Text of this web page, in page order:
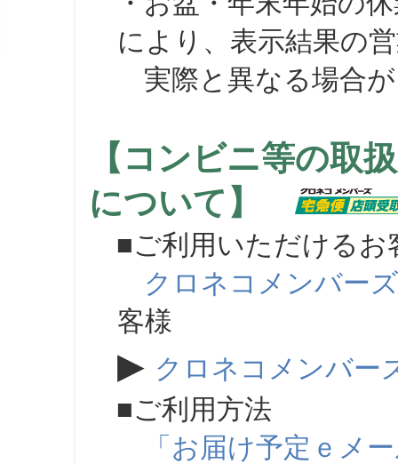
により、表示結果の
実際と異なる場合が
【コンビニ等の取
について】
■ご利用いただけるお
クロネコメンバーズ
客様
▶ クロネコメンバー
■ご利用方法
「お届け予定ｅメ